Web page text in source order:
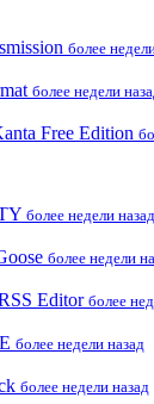
более
более недели
Free Edition
более недели назад
более недели
Editor более
более недели назад
более недели назад